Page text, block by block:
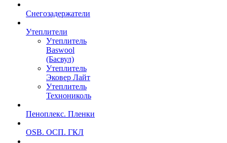
Снегозадержатели
Утеплители
Утеплитель
Baswool
(Басвул)
Утеплитель
Эковер Лайт
Утеплитель
Технониколь
Пеноплекс. Пленки
OSB. ОСП. ГКЛ